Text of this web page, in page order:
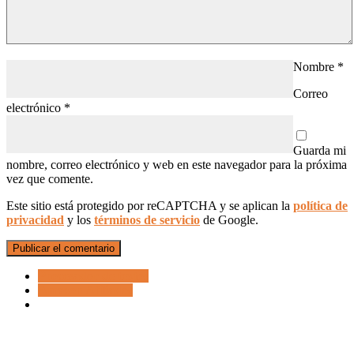
Nombre *
Correo
electrónico *
Guarda mi
nombre, correo electrónico y web en este navegador para la próxima
vez que comente.
Este sitio está protegido por reCAPTCHA y se aplican la política de
privacidad y los términos de servicio de Google.